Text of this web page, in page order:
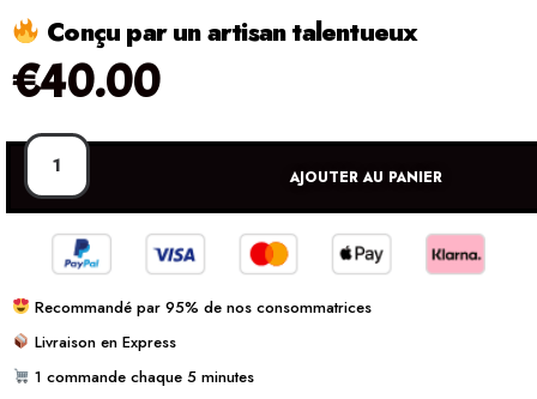
Conçu par un artisan talentueux
€40.00
AJOUTER AU PANIER
Recommandé par 95% de nos consommatrices
Livraison en Express
1 commande chaque 5 minutes